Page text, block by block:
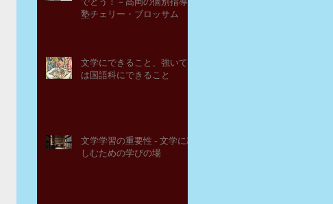
塾チェリー・ブロッサム
文学にできること、強いて
は国語科にできること
文学学習の重要性 - 文学に親
しむための学びの場